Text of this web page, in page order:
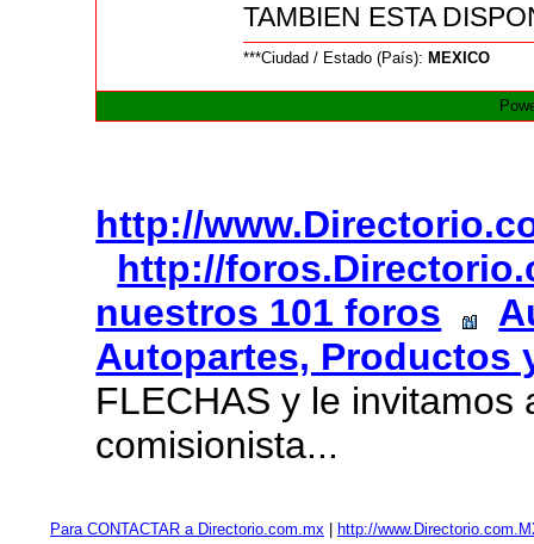
TAMBIEN ESTA
***Ciudad / Estado (País): MEXICO
http://
http://
nuestros 101 foros
Autopartes, Productos
FLECHAS y le invitamos
comisionista...
Para CONTACTAR a Directorio.com.mx http://